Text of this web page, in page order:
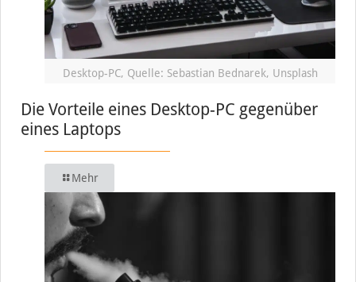
Desktop-PC, Quelle: Sebastian Bednarek, Unsplash
Die Vorteile eines Desktop-PC gegenüber
eines Laptops
Mehr